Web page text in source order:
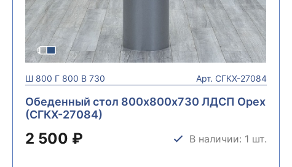
Ш 800 Г 800 В 730 Арт. СГКХ-27084
Обеденный стол 800х800х730 ЛДСП Орех
(СГКХ-27084)
2 500 ₽ В наличии: 1 шт.